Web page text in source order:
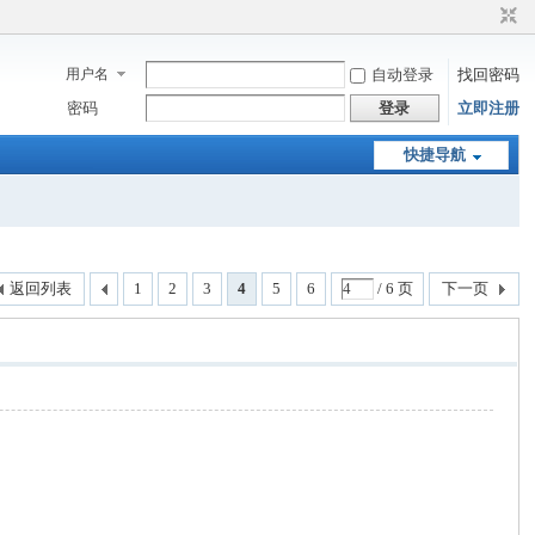
用户名 自动登录
找回密码
密码
登录 立即注册
快捷导航
1 2 3 4 5 6 / 6 页 下一页
返回列表